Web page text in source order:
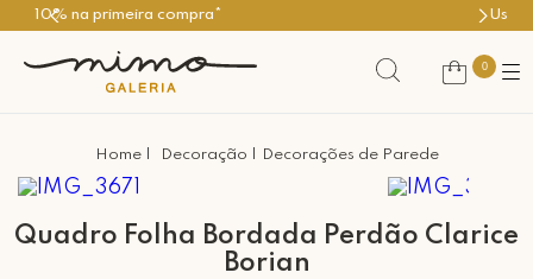
Use o cupom PRIMEIROMIMO
0
Decoração Decorações de Parede
Quadro Folha Bordada Perdão Clarice
Borian